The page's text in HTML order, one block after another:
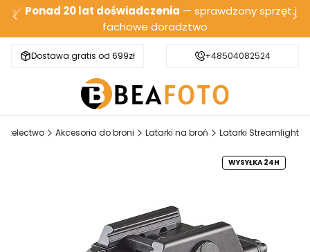
✅ Ponad 20 lat doświadczenia — sprawdzony sprzęt i
fachowe doradztwo
Dostawa gratis od 699zł Bezpieczna wysyłka
+48504082524
Akcesoria do broni Latarki na broń Latarki Streamlight
WYSYŁKA 24H